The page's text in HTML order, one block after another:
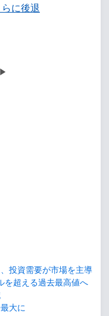
に後退
▶
投資需要が市場を主導
を超える過去最高値へ
大に